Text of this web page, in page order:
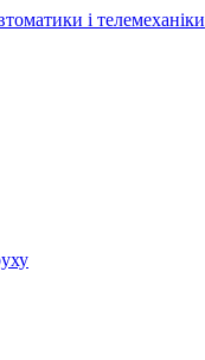
і телемеханіки